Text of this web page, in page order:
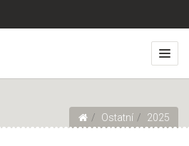
Ostatní 2025